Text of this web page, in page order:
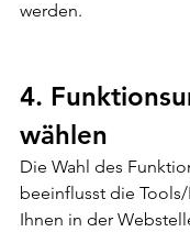
werden.
4.
wählen
Die Wahl des
beeinflusst die
Ihnen in der